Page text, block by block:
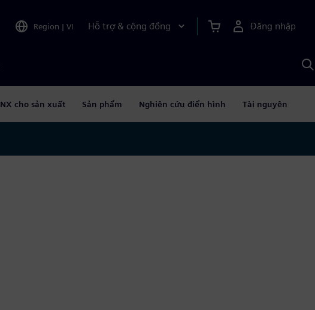
Region | VI Hỗ trợ & cộng đồng Đăng nhập
NX cho sản xuất Sản phẩm Nghiên cứu điển hình Tài nguyên